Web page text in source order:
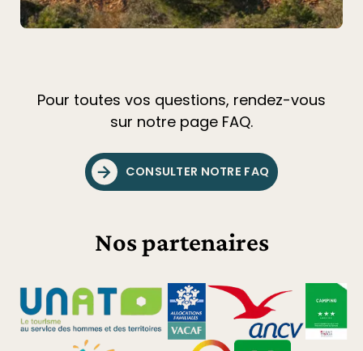
Pour toutes vos questions, rendez-vous
sur notre page FAQ.
CONSULTER NOTRE FAQ
Nos partenaires